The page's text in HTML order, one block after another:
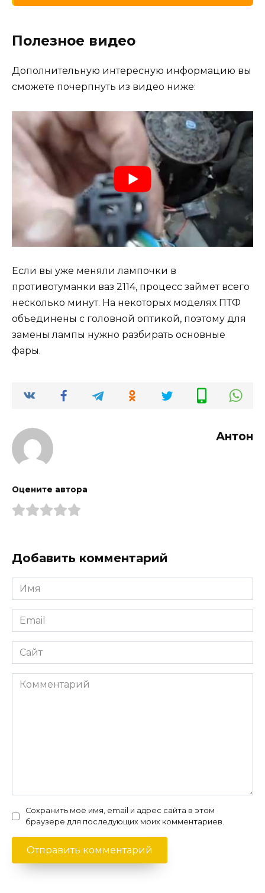
Полезное видео
Дополнительную интересную информацию вы
сможете почерпнуть из видео ниже:
Если вы уже меняли лампочки в
противотуманки ваз 2114, процесс займет всего
несколько минут. На некоторых моделях ПТФ
объединены с головной оптикой, поэтому для
замены лампы нужно разбирать основные
фары.
Антон
Оцените автора
Добавить комментарий
Имя
*
Email
*
Сайт
Комментарий
Сохранить моё имя, email и адрес сайта в этом
браузере для последующих моих комментариев.